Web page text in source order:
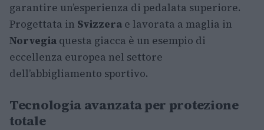
garantire un’esperienza di pedalata superiore.
Progettata in Svizzera e lavorata a maglia in
Norvegia questa giacca è un esempio di
eccellenza europea nel settore
dell’abbigliamento sportivo.
Tecnologia avanzata per protezione
totale